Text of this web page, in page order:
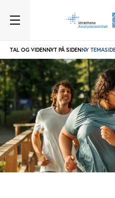
TAL OG VIDENNYT PÅ SIDENNY